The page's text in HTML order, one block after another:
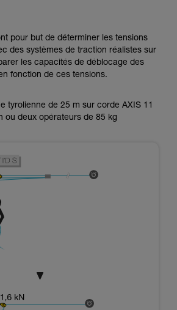
pour but de déterminer les tensions
des systèmes de traction réalistes sur
les capacités de déblocage des
fonction de ces tensions.
tyrolienne de 25 m sur corde AXIS 11
ou deux opérateurs de 85 kg